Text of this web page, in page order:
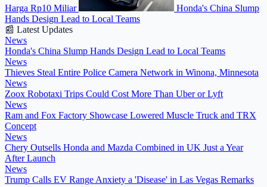
Harga Rp10 Miliar
Honda's China Slump
Hands Design Lead to Local Teams
📰 Latest Updates
News
Honda's China Slump Hands Design Lead to Local Teams
News
Thieves Steal Entire Police Camera Network in Winona, Minnesota
News
Zoox Robotaxi Trips Could Cost More Than Uber or Lyft
News
Ram and Fox Factory Showcase Lowered Muscle Truck and TRX
Concept
News
Chery Outsells Honda and Mazda Combined in UK Just a Year
After Launch
News
Trump Calls EV Range Anxiety a 'Disease' in Las Vegas Remarks